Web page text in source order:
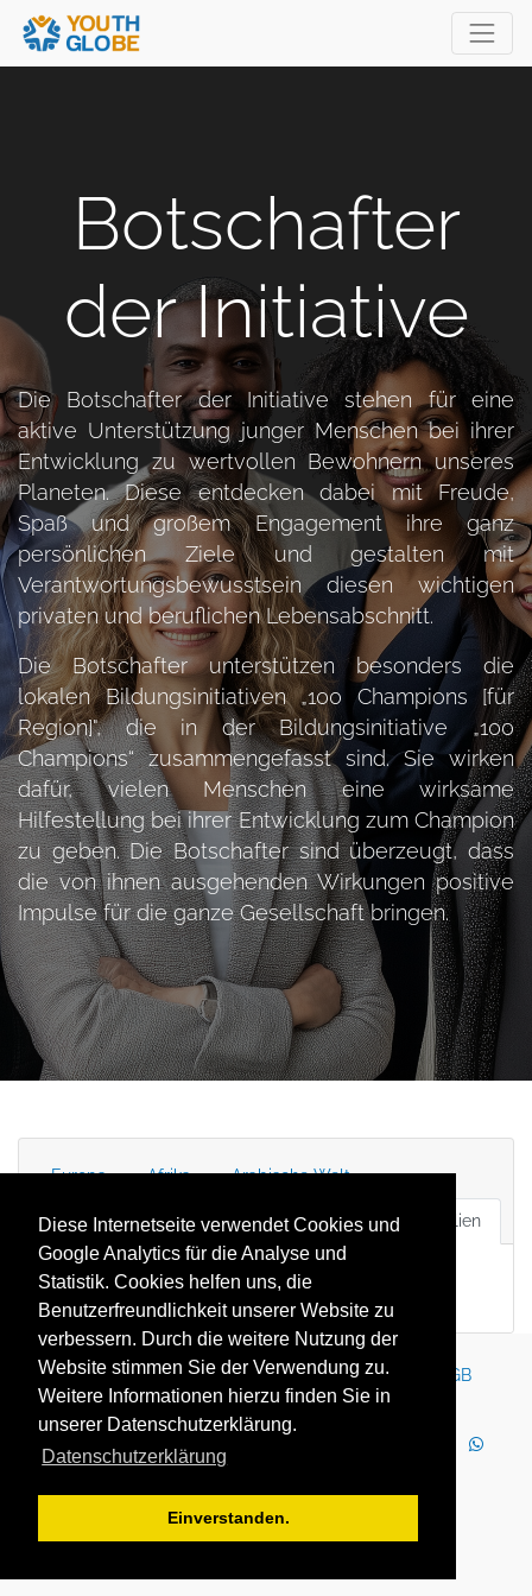
Diese Internetseite verwendet Cookies und
Google Analytics für die Analyse und
Statistik. Cookies helfen uns, die
Benutzerfreundlichkeit unserer Website zu
verbessern. Durch die weitere Nutzung der
Website stimmen Sie der Verwendung zu.
Weitere Informationen hierzu finden Sie in
unserer Datenschutzerklärung.
Datenschutzerklärung
Einverstanden.
Botschafter
der Initiative
Die Botschafter der Initiative stehen für eine
aktive Unterstützung junger Menschen bei ihrer
Entwicklung zu wertvollen Bewohnern unseres
Planeten. Diese entdecken dabei mit Freude,
Spaß und großem Engagement ihre ganz
persönlichen Ziele und gestalten mit
Verantwortungsbewusstsein diesen wichtigen
privaten und beruflichen Lebensabschnitt.
Die Botschafter unterstützen besonders die
lokalen Bildungsinitiativen „100 Champions [für
Region]", die in der Bildungsinitiative „100
Champions“ zusammengefasst sind. Sie wirken
dafür, vielen Menschen eine wirksame
Hilfestellung bei ihrer Entwicklung zum Champion
zu geben. Die Botschafter sind überzeugt, dass
die von ihnen ausgehenden Wirkungen positive
Impulse für die ganze Gesellschaft bringen.
Europa Afrika Arabische Welt
Lateinamerika Nordamerika Asien & Australien
Kontakt Impressum Newsletter Karriere
AGB
Datenschutz
Nutzungsbedingungen
WhatsApp
2025 Copyright © YOUTH GLOBE Europa GmbH